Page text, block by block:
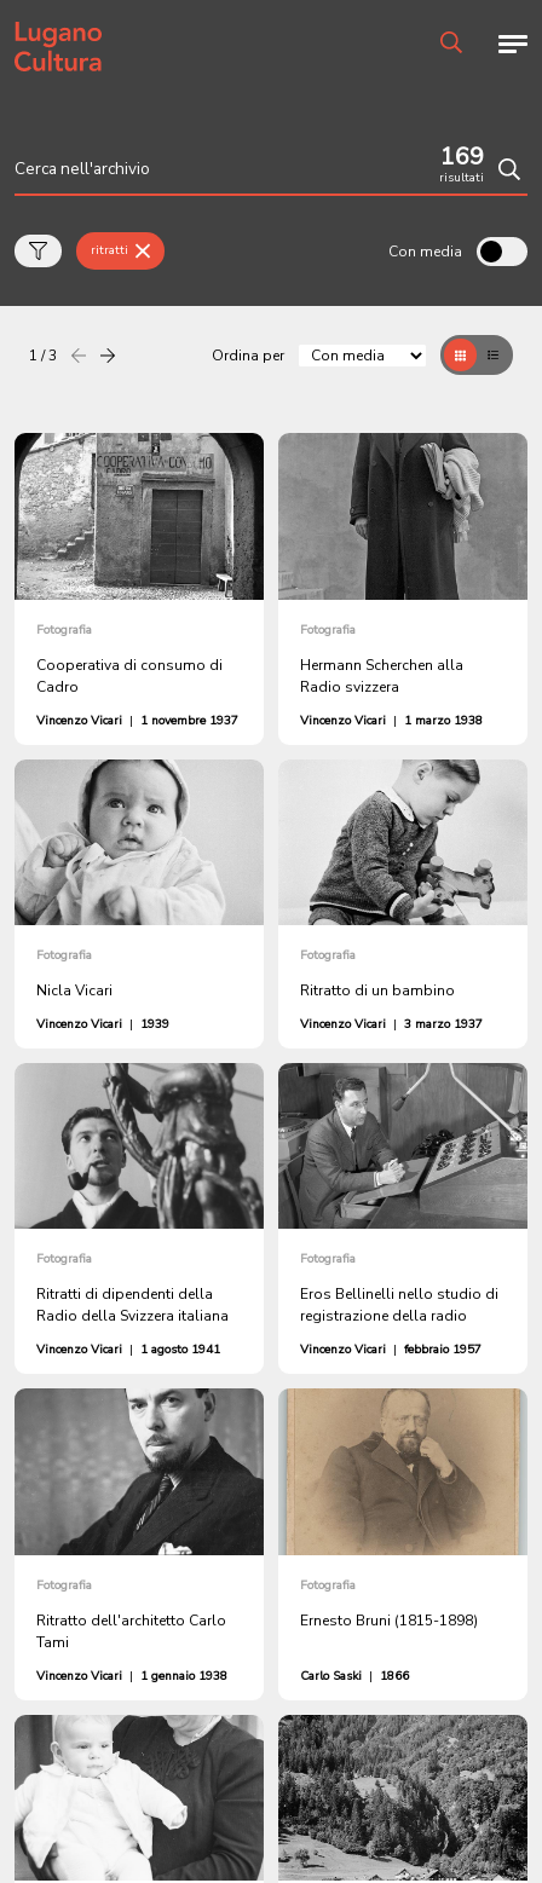
Home page
169
risultati
ritratti Con media
1 / 3 Precedentesuccessiva Ordina per GrigliaTable
Fotografia
Cooperativa di consumo di
Cadro
Vincenzo Vicari | 1 novembre 1937
Fotografia
Hermann Scherchen alla
Radio svizzera
Vincenzo Vicari | 1 marzo 1938
Fotografia
Nicla Vicari
Vincenzo Vicari | 1939
Fotografia
Ritratto di un bambino
Vincenzo Vicari | 3 marzo 1937
Fotografia
Ritratti di dipendenti della
Radio della Svizzera italiana
Vincenzo Vicari | 1 agosto 1941
Fotografia
Eros Bellinelli nello studio di
registrazione della radio
Vincenzo Vicari | febbraio 1957
Fotografia
Ritratto dell'architetto Carlo
Tami
Vincenzo Vicari | 1 gennaio 1938
Fotografia
Ernesto Bruni (1815-1898)
Carlo Saski | 1866